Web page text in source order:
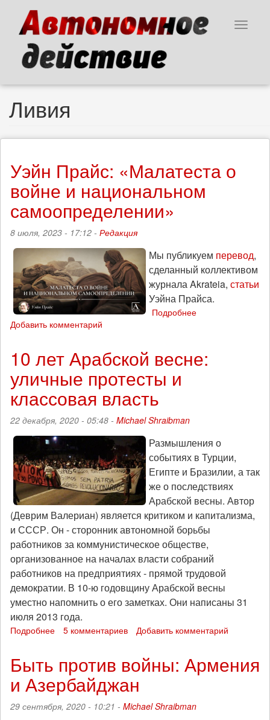
основному
содержанию
Toggle
Ливия
Уэйн Прайс: «Малатеста о
войне и национальном
самоопределении»
8 июля, 2023 - 17:12 - Редакция
Мы публикуем перевод,
сделанный коллективом
журнала Akrateia, статьи
Уэйна Прайса.
Подробнее
о
Добавить комментарий
10 лет Арабской весне:
уличные протесты и
классовая власть
22 декабря, 2020 - 05:48 - Michael Shraibman
Размышления о
событиях в Турции,
Египте и Бразилии, а так
же о последствиях
Арабской весны. Автор
(Деврим Валериан) является критиком и капитализма,
и СССР. Он - сторонник автономной борьбы
работников за коммунистическое обществе,
организованное на началах власти собраний
работников на предприятиях - прямой трудовой
демократии. В 10-ю годовщину Арабской весны
уместно напомнить о его заметках. Они написаны 31
июля 2013 года.
Подробнее
Арабской
весне:
уличные
протесты
5 комментариев Добавить комментарий
Быть против войны: Армения
и Азербайджан
29 сентября, 2020 - 10:21 - Michael Shraibman